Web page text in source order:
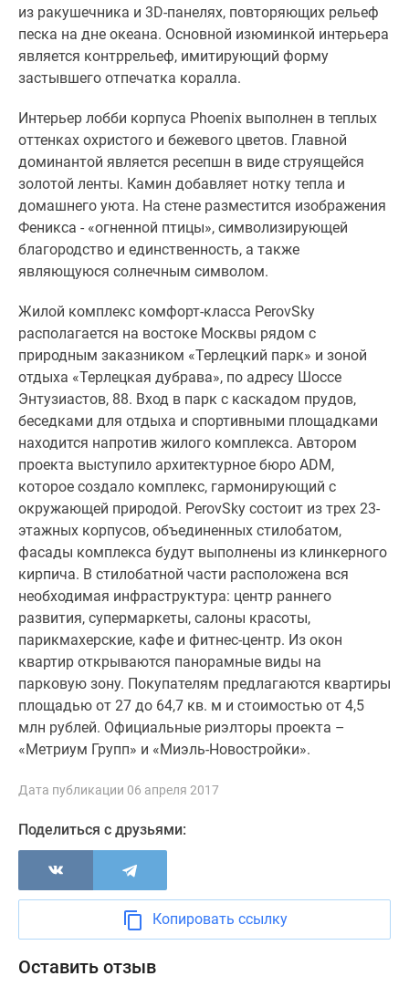
комнатные
Квартиры
Ипотечный
калькулятор
Семейная
ипотека
Военная
ипотека
Банки
Медиа
Новости
недвижимости
Мнение
эксперта
Аналитика
рынка
Покупателю
Экспертиза
новостроек
Эксперты
авторы
проекте
Контакты
Реклама
сайте
Дзен
места
#траншевая
ИТ-
из ракушечника и 3D-панелях, повторяющих рельеф
песка на дне океана. Основной изюминкой интерьера
является контррельеф, имитирующий форму
застывшего отпечатка коралла.
Интерьер лобби корпуса Phoenix выполнен в теплых
оттенках охристого и бежевого цветов. Главной
доминантой является ресепшн в виде струящейся
золотой ленты. Камин добавляет нотку тепла и
домашнего уюта. На стене разместится изображения
Феникса - «огненной птицы», символизирующей
благородство и единственность, а также
являющуюся солнечным символом.
Жилой комплекс комфорт-класса PerovSky
располагается на востоке Москвы рядом с
природным заказником «Терлецкий парк» и зоной
отдыха «Терлецкая дубрава», по адресу Шоссе
Энтузиастов, 88. Вход в парк с каскадом прудов,
беседками для отдыха и спортивными площадками
находится напротив жилого комплекса. Автором
проекта выступило архитектурное бюро ADM,
которое создало комплекс, гармонирующий с
окружающей природой. PerovSky состоит из трех 23-
этажных корпусов, объединенных стилобатом,
фасады комплекса будут выполнены из клинкерного
кирпича. В стилобатной части расположена вся
необходимая инфраструктура: центр раннего
развития, супермаркеты, салоны красоты,
парикмахерские, кафе и фитнес-центр. Из окон
квартир открываются панорамные виды на
парковую зону. Покупателям предлагаются квартиры
площадью от 27 до 64,7 кв. м и стоимостью от 4,5
млн рублей. Официальные риэлторы проекта –
«Метриум Групп» и «Миэль-Новостройки».
Дата публикации 06 апреля 2017
Поделиться с друзьями:
Копировать ссылку
Оставить отзыв